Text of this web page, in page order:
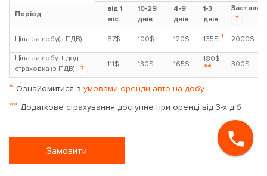
Період
від 1
міс.
10-29
днів
4-9
днів
1-3
днів
Застава
?
Ціна за добу(з ПДВ) 87$ 100$ 120$ 135$ * 2000$
Ціна за добу + дод.
страховка (з ПДВ)
?
111$ 130$ 165$
180$
** 300$
* Ознайомитися з умовами оренди авто на добу
** Додаткове страхування доступне при оренді від 3-х діб
Замовити